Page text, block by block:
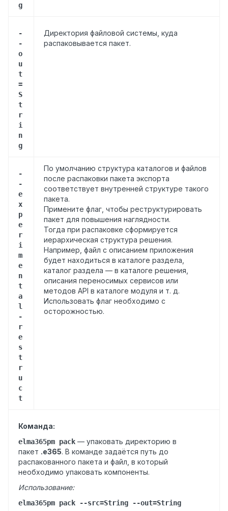
g
-
-
o
u
t
=
S
t
r
i
n
g
Директория файловой системы, куда
распаковывается пакет.
-
-
e
x
p
e
r
i
m
e
n
t
a
l
-
r
e
s
t
r
u
c
t
По умолчанию структура каталогов и файлов
после распаковки пакета экспорта
соответствует внутренней структуре такого
пакета.
Примените флаг, чтобы реструктурировать
пакет для повышения наглядности.
Тогда при распаковке сформируется
иерархическая структура решения.
Например, файл с описанием приложения
будет находиться в каталоге раздела,
каталог раздела — в каталоге решения,
описания переносимых сервисов или
методов API в каталоге модуля и т. д.
Использовать флаг необходимо с
осторожностью.
Команда:
elma365pm pack — упаковать директорию в
пакет .e365. В команде задаётся путь до
распакованного пакета и файл, в который
необходимо упаковать компоненты.
Использование:
elma365pm pack --src=String --out=String